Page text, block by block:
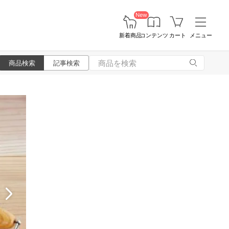
New
新着商品コンテンツ カート メニュー
商品検索 記事検索